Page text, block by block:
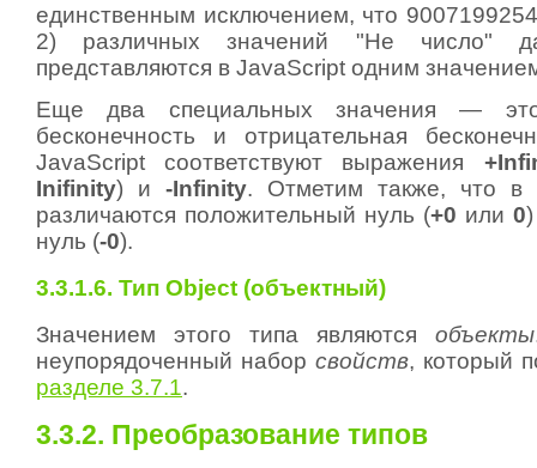
единственным исключением, что
2) различных значений "Не число"
представляются в JavaScript одним
Еще два специальных значения — это
бесконечность и отрицательная
JavaScript соответствуют выражения
Inifinity) и -Infinity. Отметим также, что в
различаются положительный нуль (+0 или 0
нуль (-0).
3.3.1.6. Тип Object (объектный)
Значением этого типа являются объекты
неупорядоченный набор свойств, который
разделе 3.7.1.
3.3.2. Преобразование типов